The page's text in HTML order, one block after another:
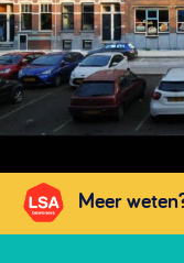
Organisatie en
Bestuur, horeca,
Werving,
>
Contact
Nieuws
Bijeenkomsten
Meer